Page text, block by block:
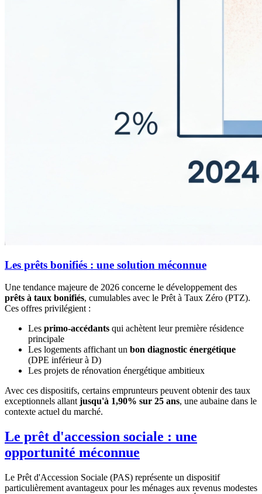
Les prêts bonifiés : une solution méconnue
Une tendance majeure de 2026 concerne le développement des
prêts à taux bonifiés, cumulables avec le Prêt à Taux Zéro (PTZ).
Ces offres privilégient :
Les primo-accédants qui achètent leur première résidence
principale
Les logements affichant un bon diagnostic énergétique
(DPE inférieur à D)
Les projets de rénovation énergétique ambitieux
Avec ces dispositifs, certains emprunteurs peuvent obtenir des taux
exceptionnels allant jusqu'à 1,90% sur 25 ans, une aubaine dans le
contexte actuel du marché.
Le prêt d'accession sociale : une
opportunité méconnue
Le Prêt d'Accession Sociale (PAS) représente un dispositif
particulièrement avantageux pour les ménages aux revenus modestes